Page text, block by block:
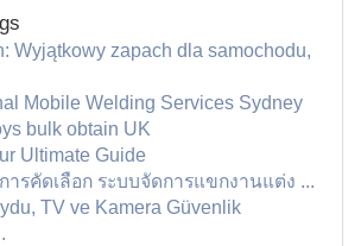
Wyjątkowy zapach dla samochodu,
Mobile Welding Services Sydney
bulk obtain UK
Ultimate Guide
ารคัดเลือก ระบบจัดการแขกงานแต่ง ...
TV ve Kamera Güvenlik